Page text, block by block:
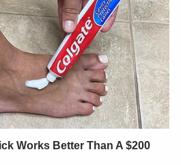
Works Better Than A $200